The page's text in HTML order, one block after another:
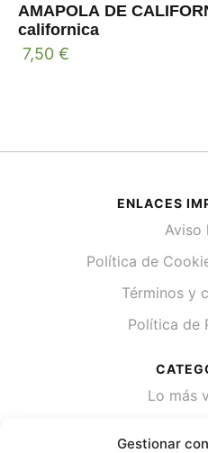
Gestionar
AMAPOLA DE
californica
7,50 €
ENLACES
Aviso
Política de
Términos y
Política de
Lo más